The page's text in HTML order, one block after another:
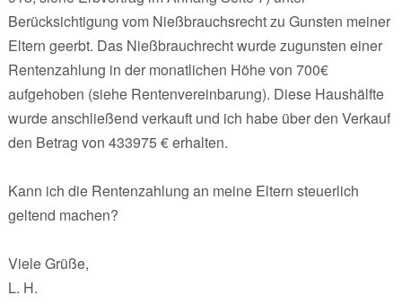
Berücksichtigung vom Nießbrauchsrecht zu Gunsten meiner
Eltern geerbt. Das Nießbrauchrecht wurde zugunsten einer
Rentenzahlung in der monatlichen Höhe von 700€
aufgehoben (siehe Rentenvereinbarung). Diese Haushälfte
wurde anschließend verkauft und ich habe über den Verkauf
den Betrag von 433975 € erhalten.
Kann ich die Rentenzahlung an meine Eltern steuerlich
geltend machen?
Viele Grüße,
L. H.